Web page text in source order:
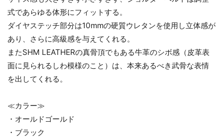
式であらゆる体形にフィットする。
ダイヤステッチ部分は10mmの硬質ウレタンを使用し立体感が
あり、さらに高級感を与えてくれる。
またSHM LEATHERの真骨頂でもある牛革のシボ感（皮革表
面に見られるしわ模様のこと）は、本来あるべき武骨な表情
を出してくれる。
≪カラー≫
・オールドゴールド
・ブラック
お買い物を続ける カートへ進む